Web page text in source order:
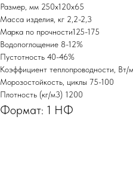
Размер, мм 250х120х65
Масса изделия, кг 2,2-2,3
Марка по прочности125-175
Водопоглощение 8-12%
Пустотность 40-46%
Коэффициент теплопроводности,
Морозостойкость, циклы 75-100
Плотность (кг/м3) 1200
Формат: 1 НФ